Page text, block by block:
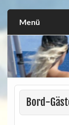
Menü
Bord-